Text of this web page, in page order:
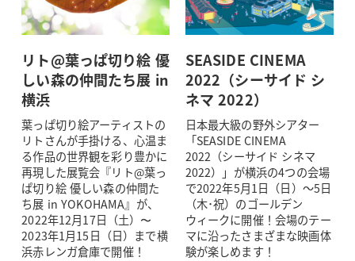
リト@葉っぱ切り絵 優
しい森の仲間たち展 in
横浜
葉っぱ切り絵アーティストの
リトさんが手掛ける、心温ま
る作品の世界観を彩り豊かに
再現した展覧会『リト@葉っ
ぱ切り絵 優しい森の仲間た
ち展 in YOKOHAMA』が、
2022年12月17日（土）〜
2023年1月15日（日）まで横
浜赤レンガ倉庫で開催！
SEASIDE CINEMA
2022（シーサイド シ
ネマ 2022）
日本最大級の野外シアター
「SEASIDE CINEMA
2022（シーサイド シネマ
2022）」が横浜の4つの会場
で2022年5月1日（日）～5日
（木･祝）のゴールデン
ウィークに開催！会場のテー
マに沿ったさまざまな映画体
験が楽しめます！